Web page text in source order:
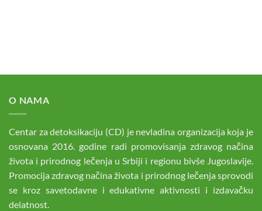
O NAMA
Centar za detoksikaciju (CD) je nevladina organizacija koja je
osnovana 2016. godine radi promovisanja zdravog načina
života i prirodnog lečenja u Srbiji i regionu bivše Jugoslavije.
Promocija zdravog načina života i prirodnog lečenja sprovodi
se kroz savetodavne i edukativne aktivnosti i izdavačku
delatnost.